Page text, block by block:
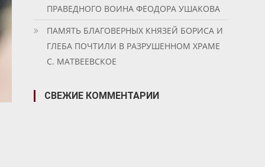
ПРАВЕДНОГО ВОИНА ФЕОДОРА УШАКОВА
ПАМЯТЬ БЛАГОВЕРНЫХ КНЯЗЕЙ БОРИСА И
ГЛЕБА ПОЧТИЛИ В РАЗРУШЕННОМ ХРАМЕ
С. МАТВЕЕВСКОЕ
СВЕЖИЕ КОММЕНТАРИИ